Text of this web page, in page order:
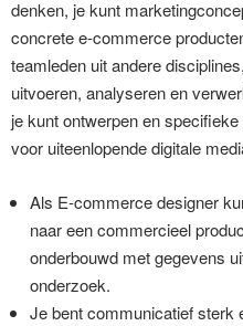
denken, je kunt
concrete e-commerce
teamleden uit andere
uitvoeren, analyseren en
je kunt ontwerpen en
voor uiteenlopende digitale
Als E-commerce designer
naar een commercieel
onderbouwd met gegevens
onderzoek.
Je bent communicatief sterk